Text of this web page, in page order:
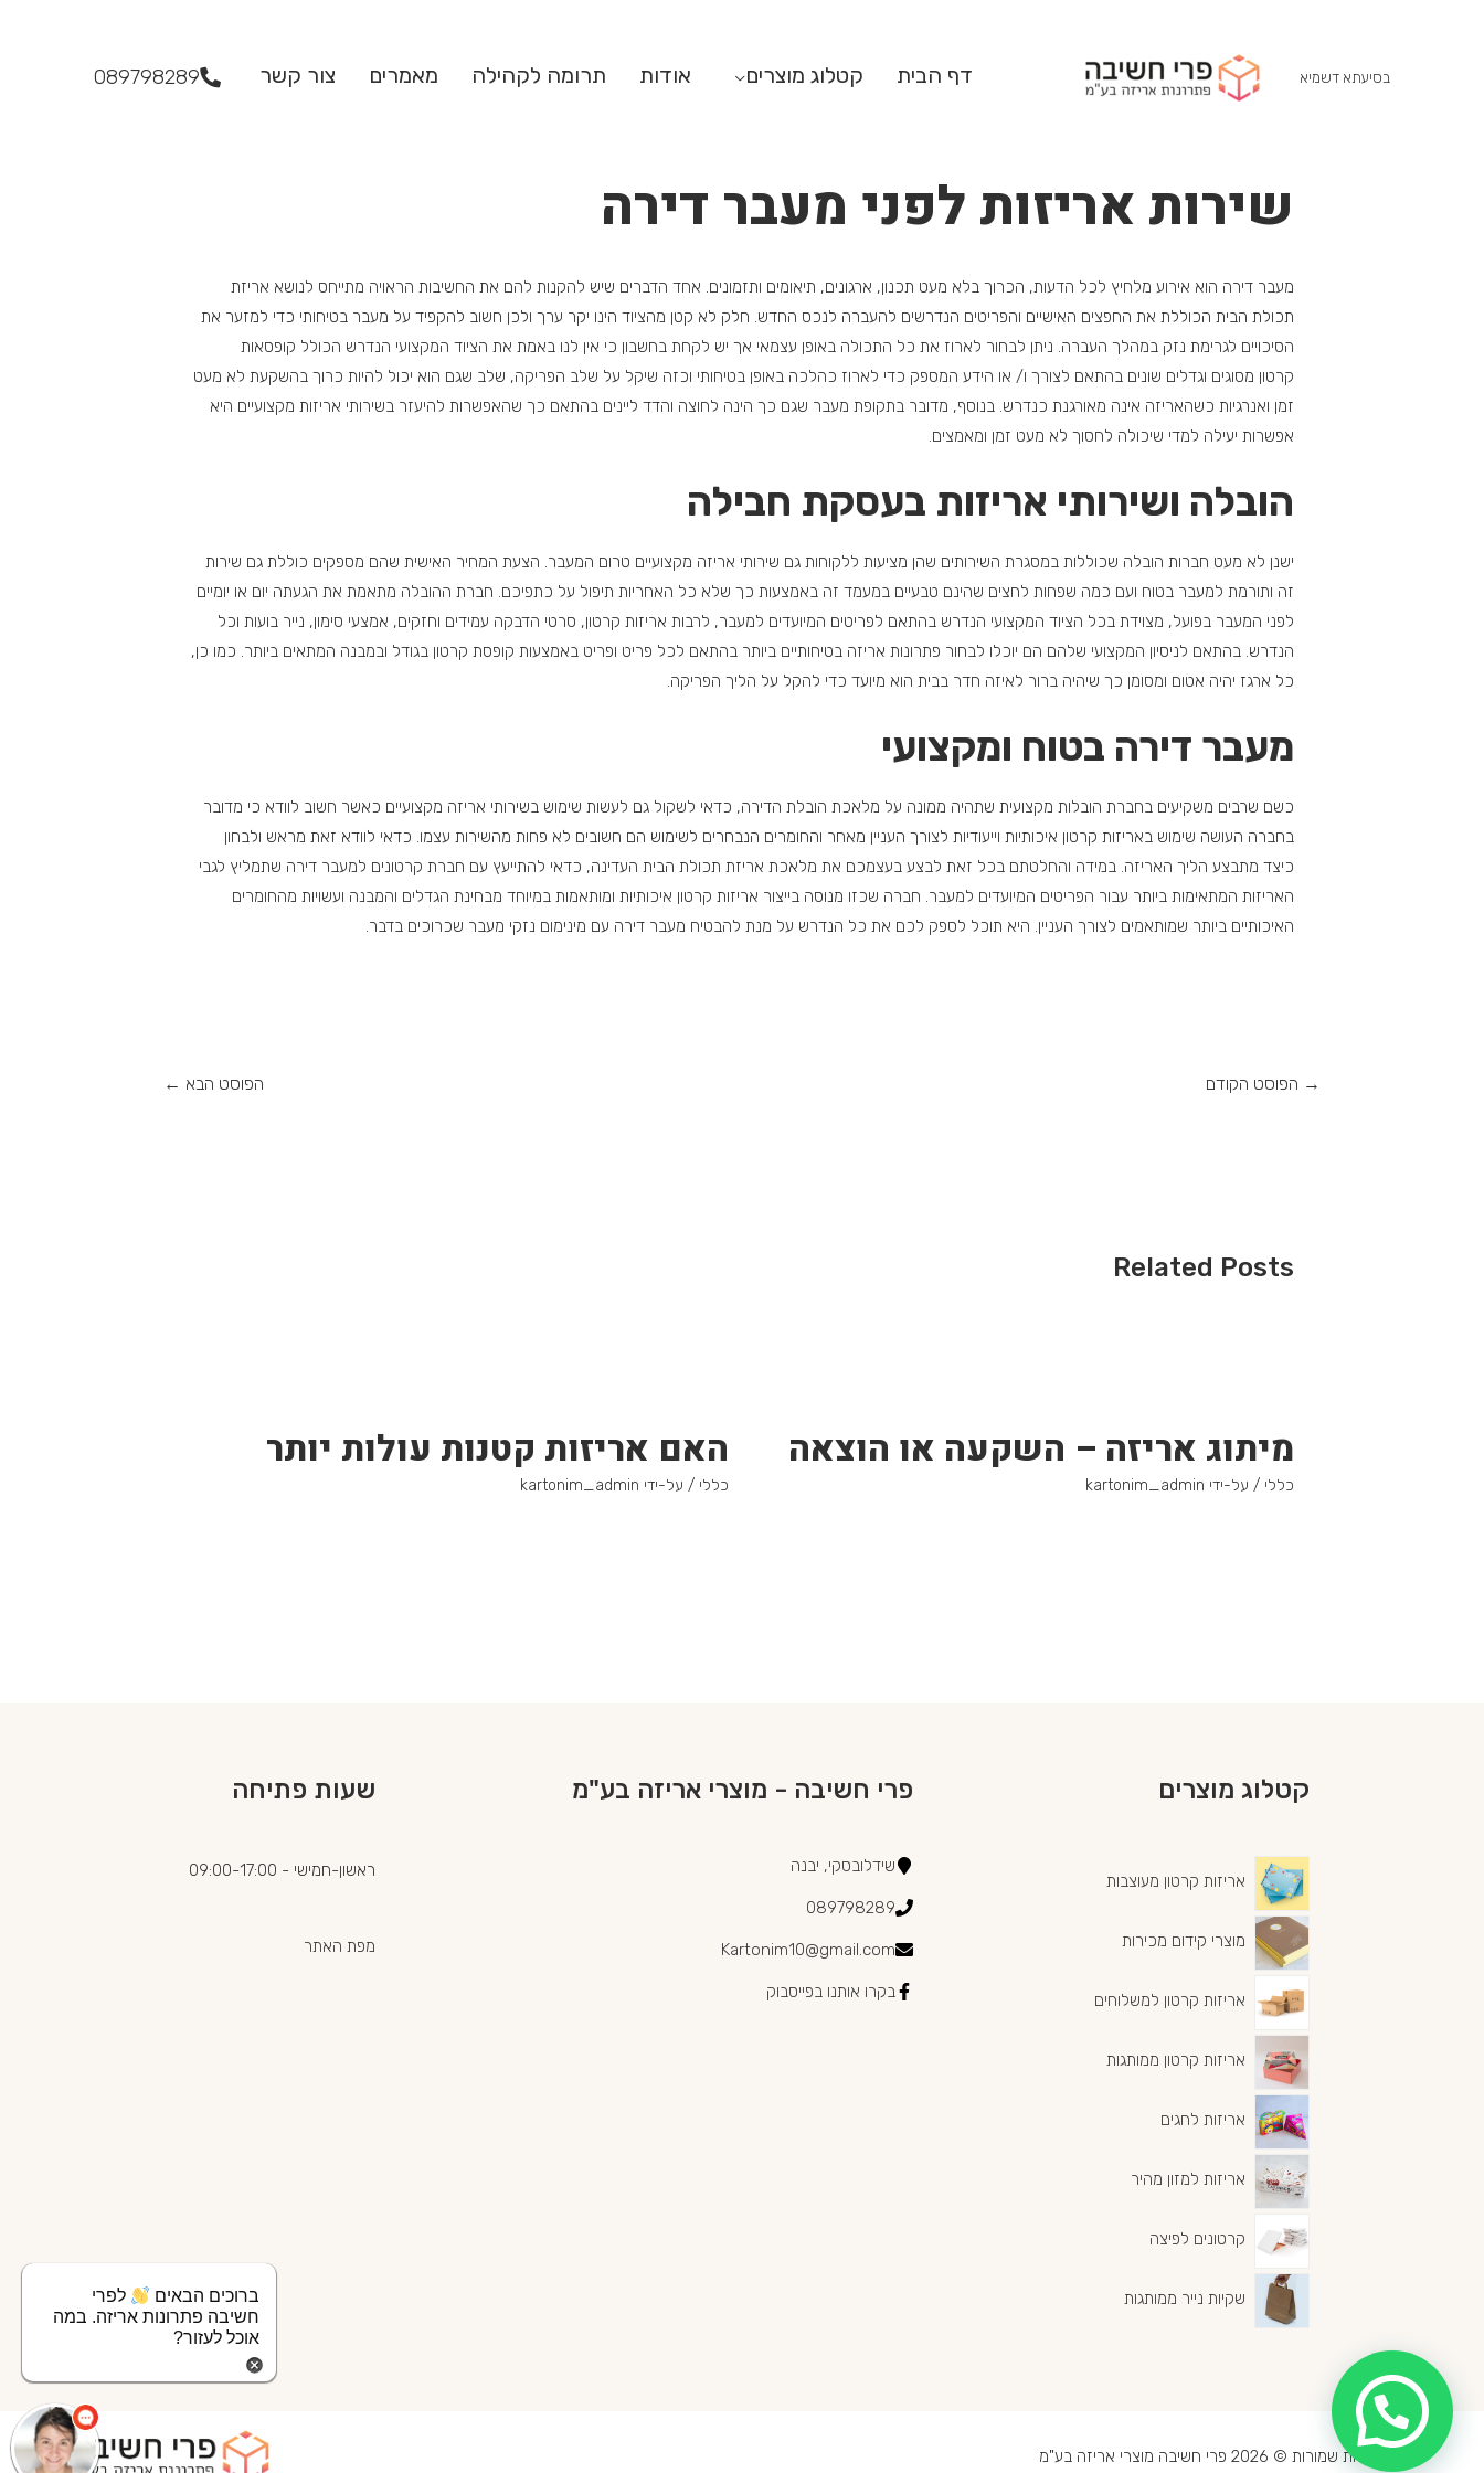
בסיעתא דשמיא דף הבית קטלוג מוצרים אודות תרומה לקהילה מאמרים צור קשר 089798289
שירות אריזות לפני מעבר דירה
מעבר דירה הוא אירוע מלחיץ לכל הדעות, הכרוך בלא מעט תכנון, ארגונים, תיאומים ותזמונים. אחד הדברים שיש להקנות להם את החשיבות הראויה מתייחס לנושא אריזת
תכולת הבית הכוללת את החפצים האישיים והפריטים הנדרשים להעברה לנכס החדש. חלק לא קטן מהציוד הינו יקר ערך ולכן חשוב להקפיד על מעבר בטיחותי כדי למזער את
הסיכויים לגרימת נזק במהלך העברה. ניתן לבחור לארוז את כל התכולה באופן עצמאי אך יש לקחת בחשבון כי אין לנו באמת את הציוד המקצועי הנדרש הכולל קופסאות
קרטון מסוגים וגדלים שונים בהתאם לצורך ו/ או הידע המספק כדי לארוז כהלכה באופן בטיחותי וכזה שיקל על שלב הפריקה, שלב שגם הוא יכול להיות כרוך בהשקעת לא מעט
זמן ואנרגיות כשהאריזה אינה מאורגנת כנדרש. בנוסף, מדובר בתקופת מעבר שגם כך הינה לחוצה והדד ליינים בהתאם כך שהאפשרות להיעזר בשירותי אריזות מקצועיים היא
אפשרות יעילה למדי שיכולה לחסוך לא מעט זמן ומאמצים.
הובלה ושירותי אריזות בעסקת חבילה
ישנן לא מעט חברות הובלה שכוללות במסגרת השירותים שהן מציעות ללקוחות גם שירותי אריזה מקצועיים טרום המעבר. הצעת המחיר האישית שהם מספקים כוללת גם שירות
זה ותורמת למעבר בטוח ועם כמה שפחות לחצים שהינם טבעיים במעמד זה באמצעות כך שלא כל האחריות תיפול על כתפיכם. חברת ההובלה מתאמת את הגעתה יום או יומיים
לפני המעבר בפועל, מצוידת בכל הציוד המקצועי הנדרש בהתאם לפריטים המיועדים למעבר, לרבות אריזות קרטון, סרטי הדבקה עמידים וחזקים, אמצעי סימון, נייר בועות וכל
הנדרש. בהתאם לניסיון המקצועי שלהם הם יוכלו לבחור פתרונות אריזה בטיחותיים ביותר בהתאם לכל פריט ופריט באמצעות קופסת קרטון בגודל ובמבנה המתאים ביותר. כמו כן,
כל ארגז יהיה אטום ומסומן כך שיהיה ברור לאיזה חדר בבית הוא מיועד כדי להקל על הליך הפריקה.
מעבר דירה בטוח ומקצועי
כשם שרבים משקיעים בחברת הובלות מקצועית שתהיה ממונה על מלאכת הובלת הדירה, כדאי לשקול גם לעשות שימוש בשירותי אריזה מקצועיים כאשר חשוב לוודא כי מדובר
בחברה העושה שימוש באריזות קרטון איכותיות וייעודיות לצורך העניין מאחר והחומרים הנבחרים לשימוש הם חשובים לא פחות מהשירות עצמו. כדאי לוודא זאת מראש ולבחון
כיצד מתבצע הליך האריזה. במידה והחלטתם בכל זאת לבצע בעצמכם את מלאכת אריזת תכולת הבית העדינה, כדאי להתייעץ עם חברת קרטונים למעבר דירה שתמליץ לגבי
האריזות המתאימות ביותר עבור הפריטים המיועדים למעבר. חברה שכזו מנוסה בייצור אריזות קרטון איכותיות ומותאמות במיוחד מבחינת הגדלים והמבנה ועשויות מהחומרים
האיכותיים ביותר שמותאמים לצורך העניין. היא תוכל לספק לכם את כל הנדרש על מנת להבטיח מעבר דירה עם מינימום נזקי מעבר שכרוכים בדבר.
→ הפוסט הקודם הפוסט הבא ←
Related Posts
מיתוג אריזה – השקעה או הוצאה
כללי / על-ידי kartonim_admin
האם אריזות קטנות עולות יותר
כללי / על-ידי kartonim_admin
קטלוג מוצרים
אריזות קרטון מעוצבות
מוצרי קידום מכירות
אריזות קרטון למשלוחים
אריזות קרטון ממותגות
אריזות לחגים
אריזות למזון מהיר
קרטונים לפיצה
שקיות נייר ממותגות
פרי חשיבה - מוצרי אריזה בע"מ
שידלובסקי, יבנה
089798289
Kartonim10@gmail.com
בקרו אותנו בפייסבוק
שעות פתיחה
ראשון-חמישי - 09:00-17:00
מפת האתר
כל הזכויות שמורות © 2026 פרי חשיבה מוצרי אריזה בע"מ
ברוכים הבאים
לפרי
חשיבה פתרונות אריזה. במה
אוכל לעזור?